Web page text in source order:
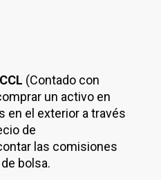
(Contado con
un activo en
en el exterior a través
de
las comisiones
bolsa.